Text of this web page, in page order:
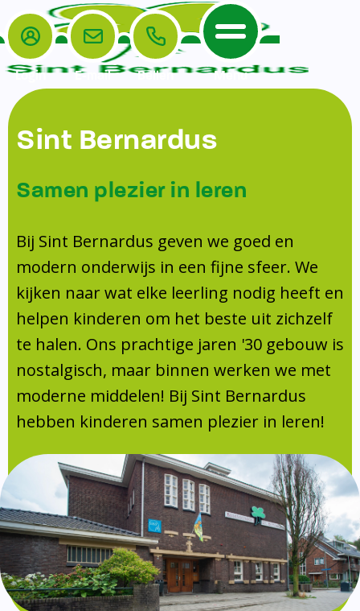
Home
De School
Veiligheidsplan
Onderwijs
Leerlingenraad
Leerlingenzorg
Doorstroomtoets
Jeugdprofessional op school
Centrum Jeugd en Gezin
Schoollogopedie
schoolondersteuningsprofiel
Schooltijden
Absentie
Vakanties
Aanmelden
Schoolgids
Gezonde school
Kinderopvang
BSO
Routebeschrijving
Het Team
Ouders
Ouders
TussenSchoolse Opvang (TSO)
Ouderraad (OR)
Medezeggenschapsraad (MR)
Formulieren
Klachtenregeling
Contact
Login E-mail Bellen Menu
Sint Bernardus
Samen plezier in leren
Bij Sint Bernardus geven we goed en
modern onderwijs in een fijne sfeer. We
kijken naar wat elke leerling nodig heeft en
helpen kinderen om het beste uit zichzelf
te halen. Ons prachtige jaren '30 gebouw is
nostalgisch, maar binnen werken we met
moderne middelen! Bij Sint Bernardus
hebben kinderen samen plezier in leren!